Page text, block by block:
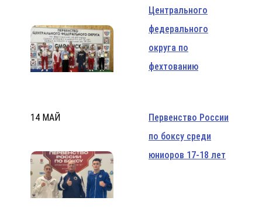
Центрального
федерального
округа по
фехтованию
14 МАЙ
Первенство России
по боксу среди
юниоров 17-18 лет